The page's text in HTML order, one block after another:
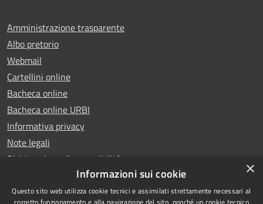
Amministrazione trasparente
Albo pretorio
Webmail
Cartellini online
Bacheca online
Bacheca online URBI
Informativa privacy
Note legali
Dichiarazione di accessibilità
×
Informazioni sui cookie
Questo sito web utilizza cookie tecnici e assimilati strettamente necessari al